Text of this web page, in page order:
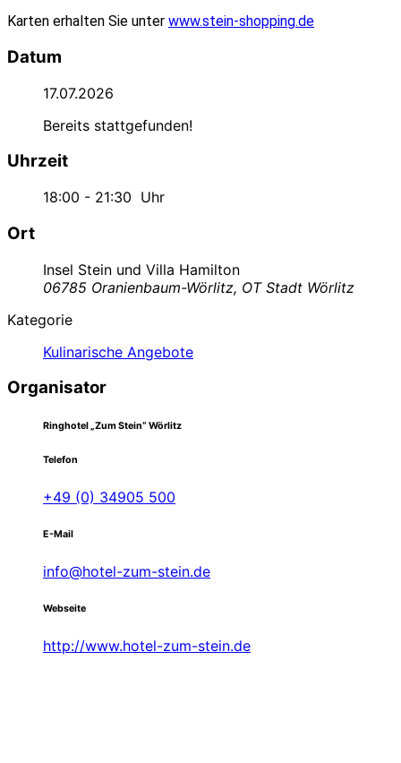
Karten erhalten Sie unter www.stein-shopping.de
Datum
17.07.2026
Bereits stattgefunden!
Uhrzeit
18:00 - 21:30 Uhr
Ort
Insel Stein und Villa Hamilton
06785 Oranienbaum-Wörlitz, OT Stadt Wörlitz
Kategorie
Kulinarische Angebote
Organisator
Ringhotel „Zum Stein“ Wörlitz
Telefon
+49 (0) 34905 500
E-Mail
info@hotel-zum-stein.de
Webseite
http://www.hotel-zum-stein.de